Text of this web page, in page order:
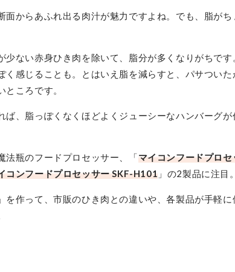
面からあふれ出る肉汁が魅力ですよね。でも、脂が
少ない赤身ひき肉を除いて、脂分が多くなりがちです
く感じることも。とはいえ脂を減らすと、パサつい
ころです。
ば、脂っぽくなくほどよくジューシーなハンバーグが
法瓶のフードプロセッサー、「マイコンフードプロ
コンフードプロセッサー SKF-H101 」の2製品に注目。
を作って、市販のひき肉との違いや、各製品が手軽